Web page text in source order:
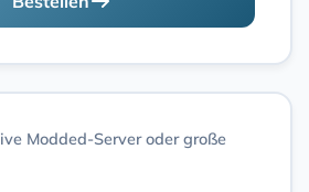
Modded-Server oder große